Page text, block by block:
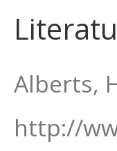
Alberts,
http://